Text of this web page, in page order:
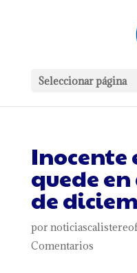
Seleccionar página
Inocente
quede en
de
por
Comentarios